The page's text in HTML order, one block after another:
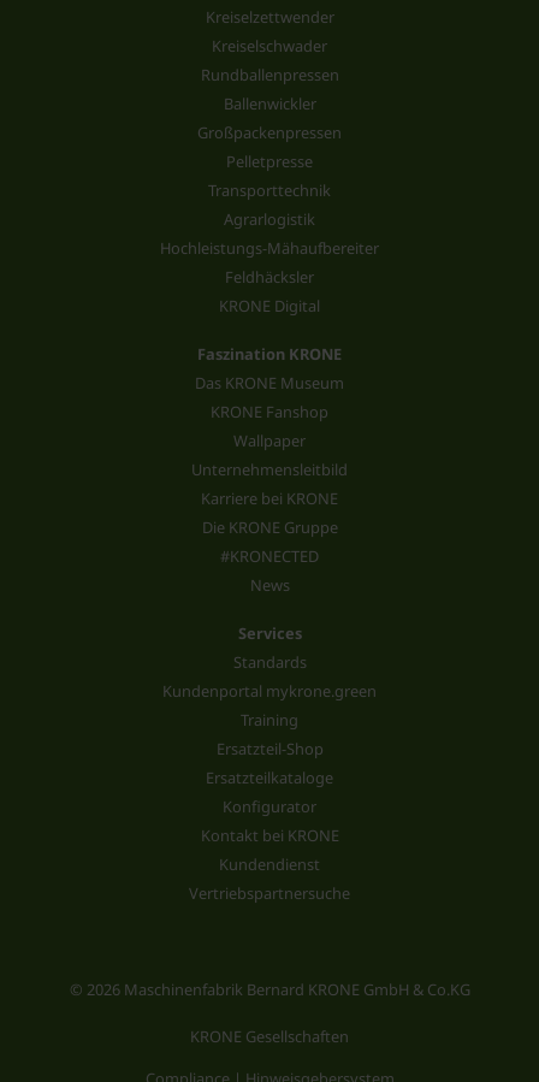
Kreiselzettwender
Kreiselschwader
Rundballenpressen
Ballenwickler
Großpackenpressen
Pelletpresse
Transporttechnik
Agrarlogistik
Hochleistungs-Mähaufbereiter
Feldhäcksler
KRONE Digital
Faszination KRONE
Das KRONE Museum
KRONE Fanshop
Wallpaper
Unternehmensleitbild
Karriere bei KRONE
Die KRONE Gruppe
#KRONECTED
News
Services
Standards
Kundenportal mykrone.green
Training
Ersatzteil-Shop
Ersatzteilkataloge
Konfigurator
Kontakt bei KRONE
Kundendienst
Vertriebspartnersuche
© 2026 Maschinenfabrik Bernard KRONE GmbH & Co.KG
KRONE Gesellschaften